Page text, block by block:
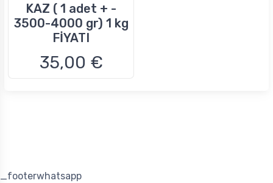
KAZ ( 1 adet + -
3500-4000 gr) 1 kg
FİYATI
35,00 €
_footerwhatsapp